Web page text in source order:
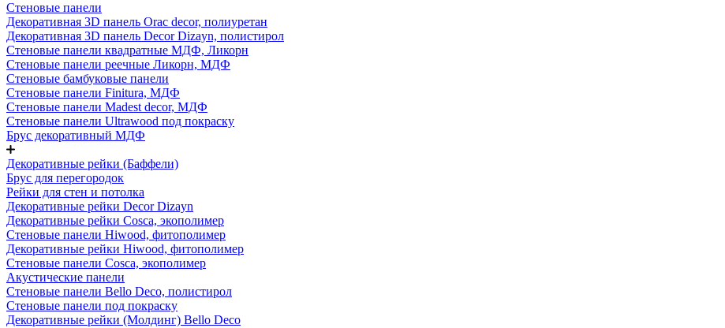
Стеновые панели
Декоративная 3D панель Orac decor, полиуретан
Декоративная 3D панель Decor Dizayn, полистирол
Стеновые панели квадратные МДФ, Ликорн
Стеновые панели реечные Ликорн, МДФ
Стеновые бамбуковые панели
Стеновые панели Finitura, МДФ
Стеновые панели Madest decor, МДФ
Стеновые панели Ultrawood под покраску
Брус декоративный МДФ
Декоративные рейки (Баффели)
Брус для перегородок
Рейки для стен и потолка
Декоративные рейки Decor Dizayn
Декоративные рейки Cosca, экополимер
Стеновые панели Hiwood, фитополимер
Декоративные рейки Hiwood, фитополимер
Стеновые панели Cosca, экополимер
Акустические панели
Стеновые панели Bello Deco, полистирол
Стеновые панели под покраску
Декоративные рейки (Молдинг) Bello Deco